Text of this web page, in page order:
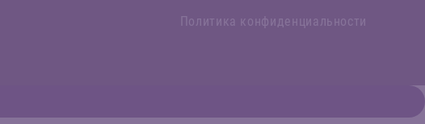
Политика конфиденциальности